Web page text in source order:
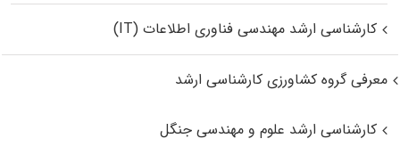
کارشناسی ارشد مهندسی فناوری اطلاعات (IT)
معرفی گروه کشاورزی کارشناسی ارشد
کارشناسی ارشد علوم و مهندسی جنگل